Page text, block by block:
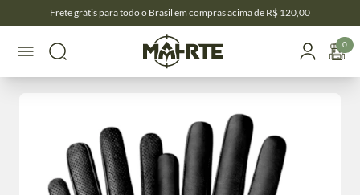
Frete grátis para todo o Brasil em compras acima de R$ 120,00
0